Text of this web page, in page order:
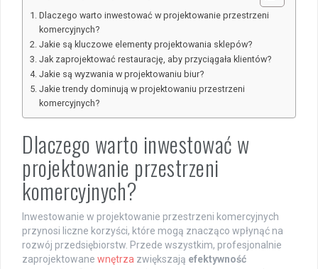
Dlaczego warto inwestować w projektowanie przestrzeni
komercyjnych?
Jakie są kluczowe elementy projektowania sklepów?
Jak zaprojektować restaurację, aby przyciągała klientów?
Jakie są wyzwania w projektowaniu biur?
Jakie trendy dominują w projektowaniu przestrzeni
komercyjnych?
Dlaczego warto inwestować w
projektowanie przestrzeni
komercyjnych?
Inwestowanie w projektowanie przestrzeni komercyjnych
przynosi liczne korzyści, które mogą znacząco wpłynąć na
rozwój przedsiębiorstw. Przede wszystkim, profesjonalnie
zaprojektowane wnętrza zwiększają efektywność